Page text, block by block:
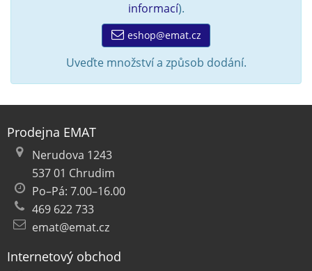
informací).
eshop@emat.cz
Uveďte množství a způsob dodání.
Prodejna EMAT
Nerudova 1243
537 01 Chrudim
Po–Pá: 7.00–16.00
469 622 733
emat@emat.cz
Internetový obchod